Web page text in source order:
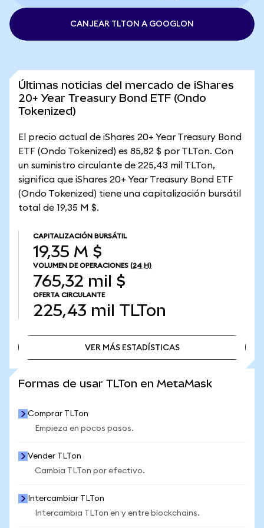
CANJEAR TLTON A GOOGLON
Últimas noticias del mercado de iShares
20+ Year Treasury Bond ETF (Ondo
Tokenized)
El precio actual de iShares 20+ Year Treasury Bond
ETF (Ondo Tokenized) es 85,82 $ por TLTon. Con
un suministro circulante de 225,43 mil TLTon,
significa que iShares 20+ Year Treasury Bond ETF
(Ondo Tokenized) tiene una capitalización bursátil
total de 19,35 M $.
CAPITALIZACIÓN BURSÁTIL
19,35 M $
VOLUMEN DE OPERACIONES (24 H)
765,32 mil $
OFERTA CIRCULANTE
225,43 mil TLTon
VER MÁS ESTADÍSTICAS
Formas de usar TLTon en MetaMask
Comprar TLTon
Empieza en pocos pasos.
Vender TLTon
Cambia TLTon por efectivo.
Intercambiar TLTon
Intercambia TLTon en y entre blockchains.